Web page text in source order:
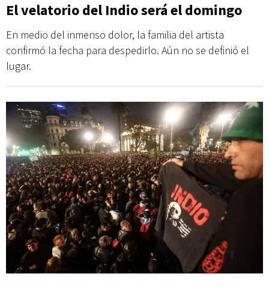
El velatorio del Indio será el domingo
En medio del inmenso dolor, la familia del artista
confirmó la fecha para despedirlo. Aún no se definió el
lugar.